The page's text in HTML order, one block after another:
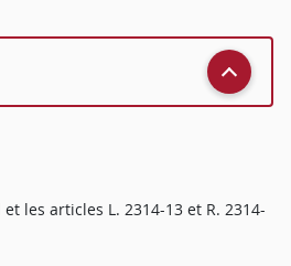
les articles L. 2314-13 et R. 2314-